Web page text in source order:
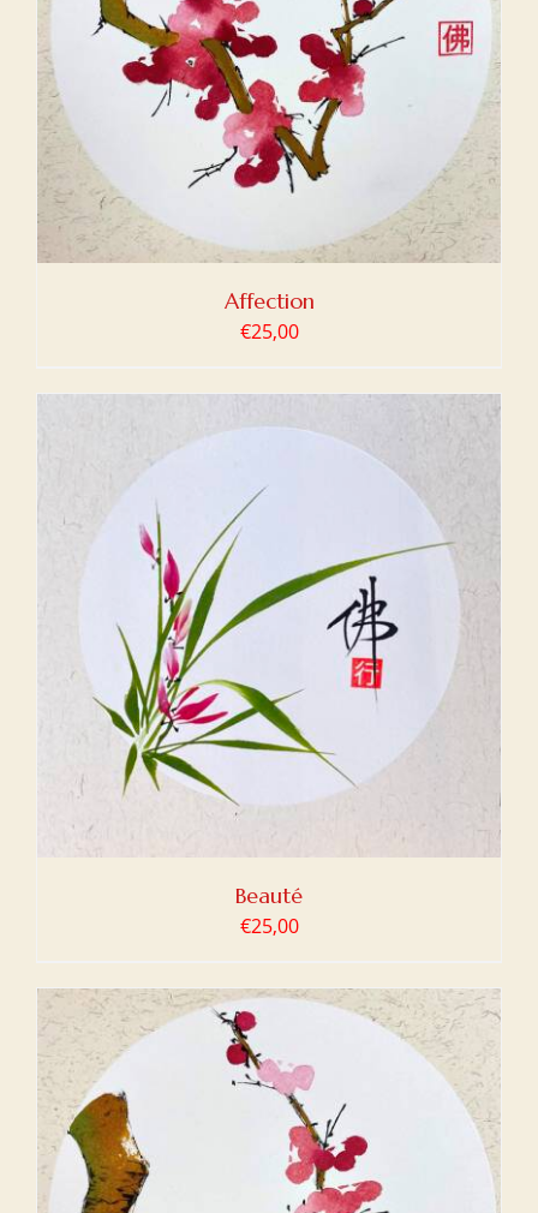
Affection
€25,00
Beauté
€25,00